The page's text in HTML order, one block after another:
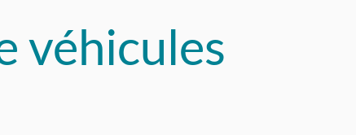
véhicules